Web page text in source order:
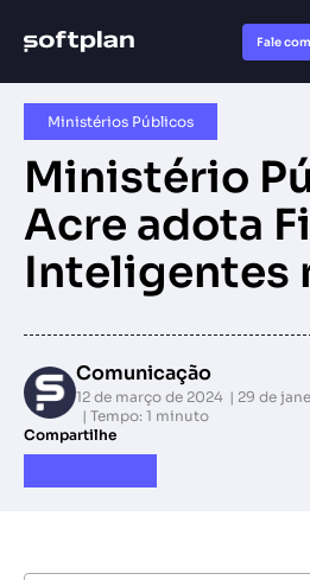
Fale
Ministérios Públicos​
Ministério
Acre adota
Inteligentes
Comunicação
12 de março de 2024
29 de
Tempo: 1 minuto
Compartilhe